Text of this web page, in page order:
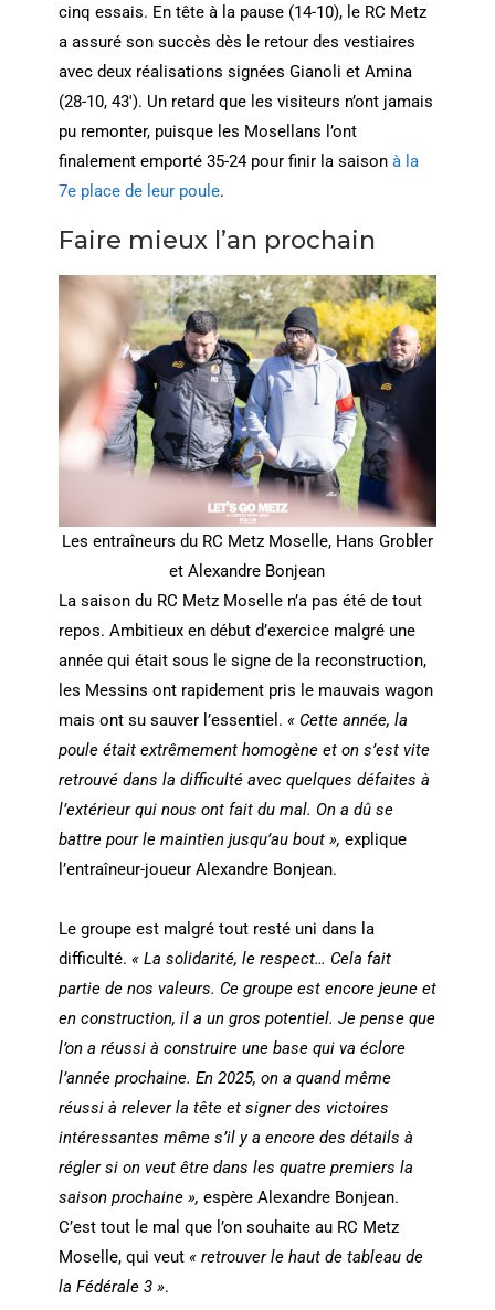
cinq essais. En tête à la pause (14-10), le RC Metz
a assuré son succès dès le retour des vestiaires
avec deux réalisations signées Gianoli et Amina
(28-10, 43′). Un retard que les visiteurs n’ont jamais
pu remonter, puisque les Mosellans l’ont
finalement emporté 35-24 pour finir la saison à la
7e place de leur poule.
Faire mieux l’an prochain
Les entraîneurs du RC Metz Moselle, Hans Grobler
et Alexandre Bonjean
La saison du RC Metz Moselle n’a pas été de tout
repos. Ambitieux en début d’exercice malgré une
année qui était sous le signe de la reconstruction,
les Messins ont rapidement pris le mauvais wagon
mais ont su sauver l’essentiel. « Cette année, la
poule était extrêmement homogène et on s’est vite
retrouvé dans la difficulté avec quelques défaites à
l’extérieur qui nous ont fait du mal. On a dû se
battre pour le maintien jusqu’au bout », explique
l’entraîneur-joueur Alexandre Bonjean.
Le groupe est malgré tout resté uni dans la
difficulté. « La solidarité, le respect… Cela fait
partie de nos valeurs. Ce groupe est encore jeune et
en construction, il a un gros potentiel. Je pense que
l’on a réussi à construire une base qui va éclore
l’année prochaine. En 2025, on a quand même
réussi à relever la tête et signer des victoires
intéressantes même s’il y a encore des détails à
régler si on veut être dans les quatre premiers la
saison prochaine », espère Alexandre Bonjean.
C’est tout le mal que l’on souhaite au RC Metz
Moselle, qui veut « retrouver le haut de tableau de
la Fédérale 3 ».